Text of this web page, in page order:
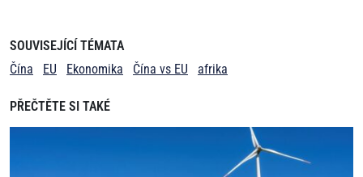
SOUVISEJÍCÍ TÉMATA
Čína
EU Ekonomika Čína vs EU afrika
PŘEČTĚTE SI TAKÉ